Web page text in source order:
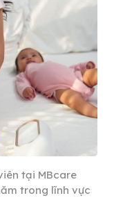
tại MBcare
trong lĩnh vực